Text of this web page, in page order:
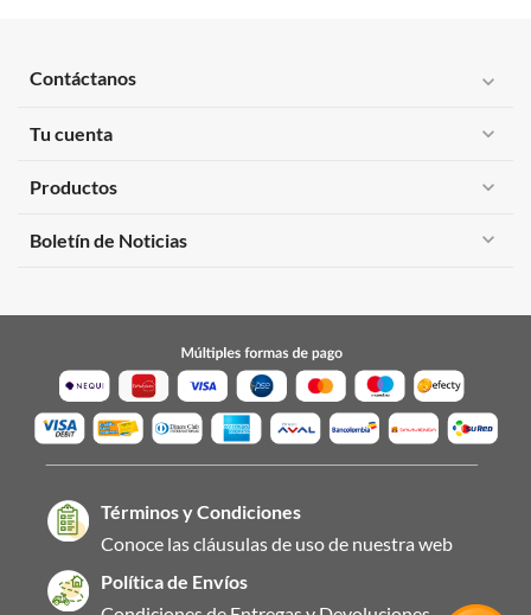
Contáctanos expand_more
Tu cuenta expand_more
Productos expand_more
Boletín de Noticias expand_more
Términos y Condiciones
Conoce las cláusulas de uso de nuestra web
Política de Envíos